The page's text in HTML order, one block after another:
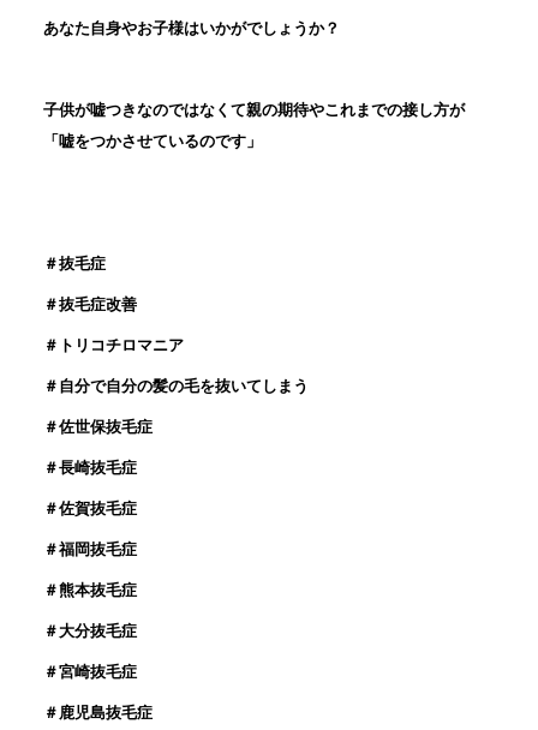
あなた自身やお子様はいかがでしょうか？
子供が嘘つきなのではなくて親の期待やこれまでの接し方が
「嘘をつかさせているのです」
＃抜毛症
＃抜毛症改善
＃トリコチロマニア
＃自分で自分の髪の毛を抜いてしまう
＃佐世保抜毛症
＃長崎抜毛症
＃佐賀抜毛症
＃福岡抜毛症
＃熊本抜毛症
＃大分抜毛症
＃宮崎抜毛症
＃鹿児島抜毛症